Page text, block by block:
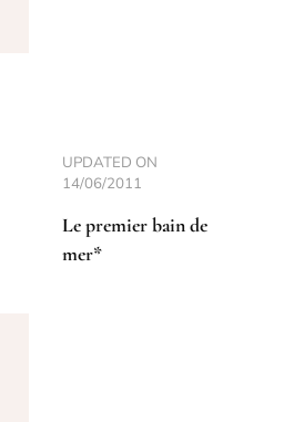
UPDATED ON
14/06/2011
Le premier bain de
mer*